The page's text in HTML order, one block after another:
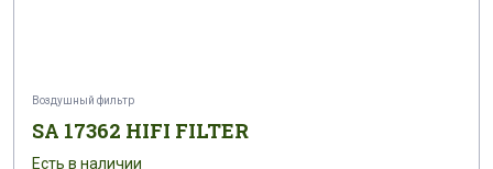
Воздушный фильтр
SA 17362 HIFI FILTER
Есть в наличии